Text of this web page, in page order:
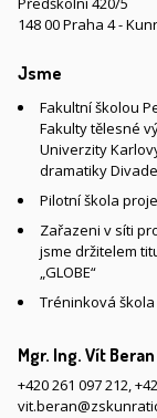
148 00 Praha 4 -
Jsme
Fakultní školou
Fakulty tělesné
Univerzity
dramatiky
Pilotní škola
Zařazeni v síti
jsme držitelem
„GLOBE“
Tréninková
Mgr. Ing. Vít Beran
+420 261 097 212,